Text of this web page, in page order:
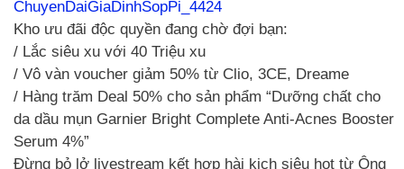
ChuyenDaiGiaDinhSopPi_4424
Kho ưu đãi độc quyền đang chờ đợi bạn:
/ Lắc siêu xu với 40 Triệu xu
/ Vô vàn voucher giảm 50% từ Clio, 3CE, Dreame
/ Hàng trăm Deal 50% cho sản phẩm “Dưỡng chất cho
da dầu mụn Garnier Bright Complete Anti-Acnes Booster
Serum 4%”
Đừng bỏ lở livestream kết hợp hài kịch siêu hot từ Ông